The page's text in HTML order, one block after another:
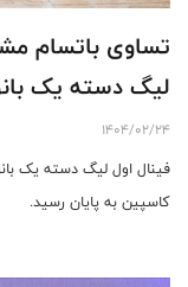
تساوی باتسام
لیگ دسته یک
1404/02/24
فینال اول لیگ دسته یک
کاسپین به پایان رسید.